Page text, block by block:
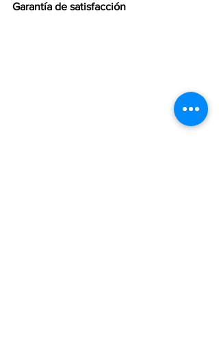
Garantía de satisfacción